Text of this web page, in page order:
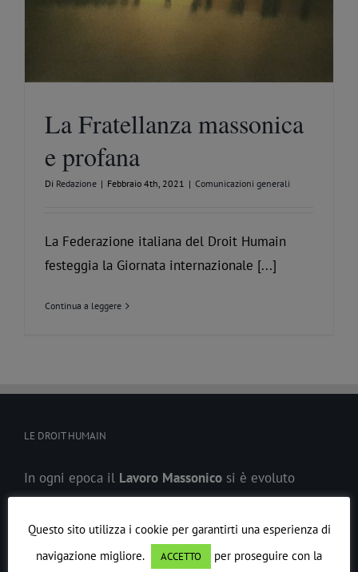
La Fratellanza massonica
e profana
Di Redazione | Febbraio 4th, 2021 | Comunicazioni generali
La Federazione italiana del Droit Humain
festeggia la Giornata internazionale [...]
Continua a leggere
LE DROIT HUMAIN
In ogni epoca il Lavoro Massonico si è evoluto
precedendo lo spirito del suo tempo.
Ordine Massonico Misto Internazionale di Rito
Scozzese Antico ed Accettato LE DROIT HUMAINè
Questo sito utilizza i cookie per garantirti una esperienza di
navigazione migliore.
ACCETTO
per proseguire con la